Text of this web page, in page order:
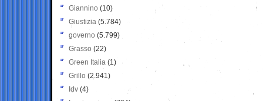
Giannino (10)
Giustizia (5.784)
governo (5.799)
Grasso (22)
Green Italia (1)
Grillo (2.941)
Idv (4)